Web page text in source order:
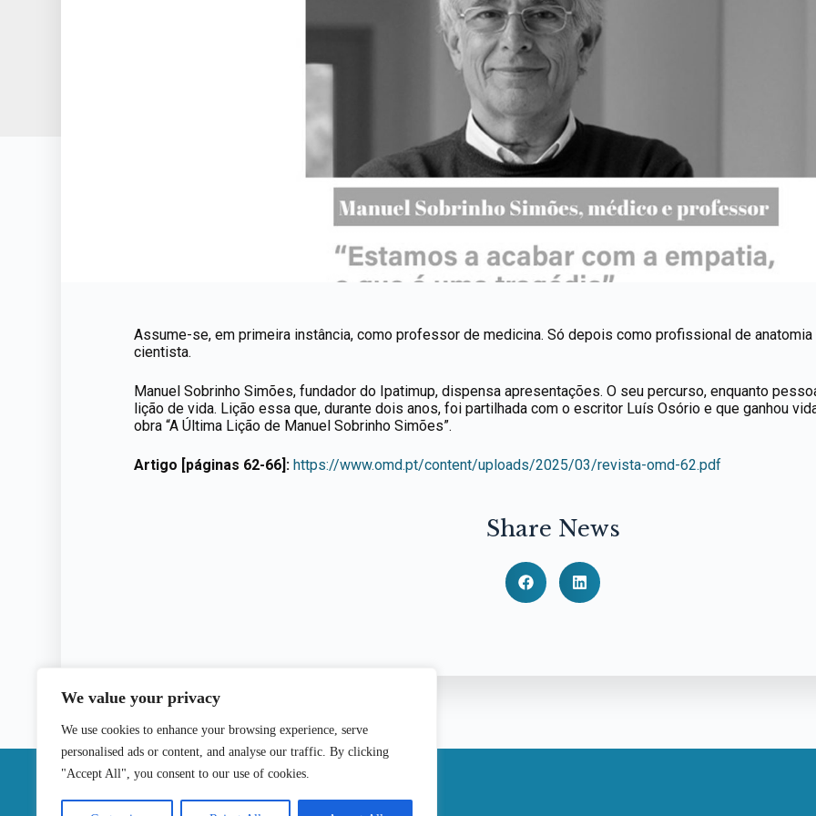
We value your privacy
We use cookies to enhance your browsing experience, serve
personalised ads or content, and analyse our traffic. By clicking
"Accept All", you consent to our use of cookies.
Assume-se, em primeira instância, como professor de medicina. Só depois como profissional de
cientista.
Manuel Sobrinho Simões, fundador do Ipatimup, dispensa apresentações. O seu percurso, enquanto
lição de vida. Lição essa que, durante dois anos, foi partilhada com o escritor Luís Osório e que ganhou
obra “A Última Lição de Manuel Sobrinho Simões”.
Artigo [páginas 62-66]: https://www.omd.pt/content/uploads/2025/03/revista-omd-62.pdf
Share News
|